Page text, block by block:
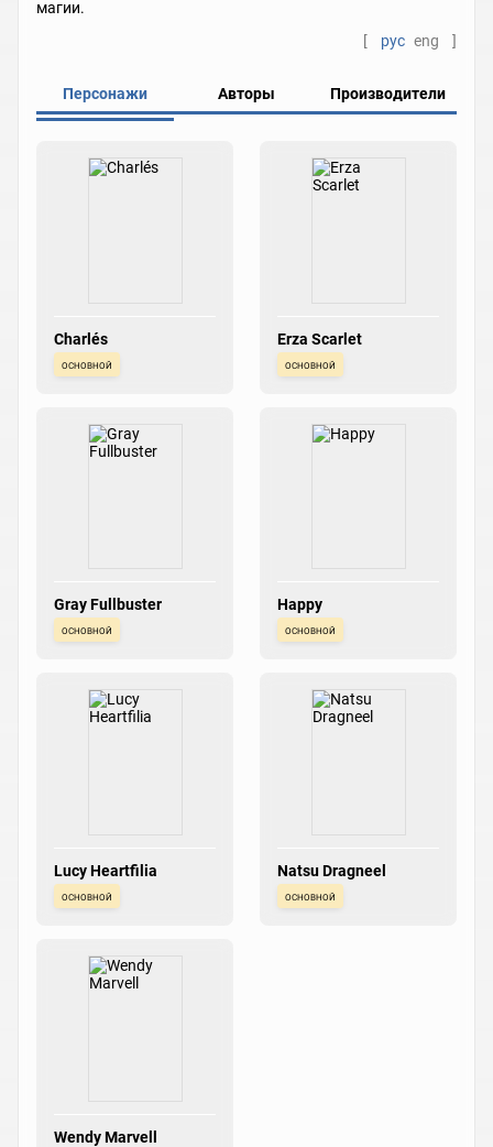
магии.
[
рус eng ]
Персонажи Авторы Производители
Charlés
основной
Erza Scarlet
основной
Gray Fullbuster
основной
Happy
основной
Lucy Heartfilia
основной
Natsu Dragneel
основной
Wendy Marvell